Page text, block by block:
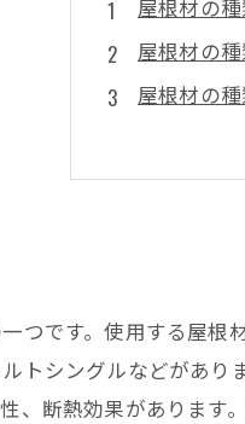
屋根材の
屋根材の
屋根材の
屋根材の
おしゃれ
つです。使用する屋
トシングルなどがあ
、断熱効果がありま